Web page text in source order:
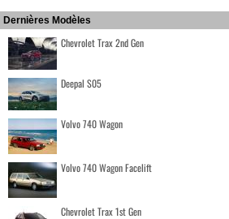
Dernières Modèles
Chevrolet Trax 2nd Gen
Deepal S05
Volvo 740 Wagon
Volvo 740 Wagon Facelift
Chevrolet Trax 1st Gen